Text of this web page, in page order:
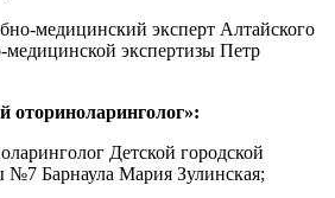
медицинский эксперт Алтайского
медицинской экспертизы Петр
Детской городской
№7 Барнаула Мария Зулинская;